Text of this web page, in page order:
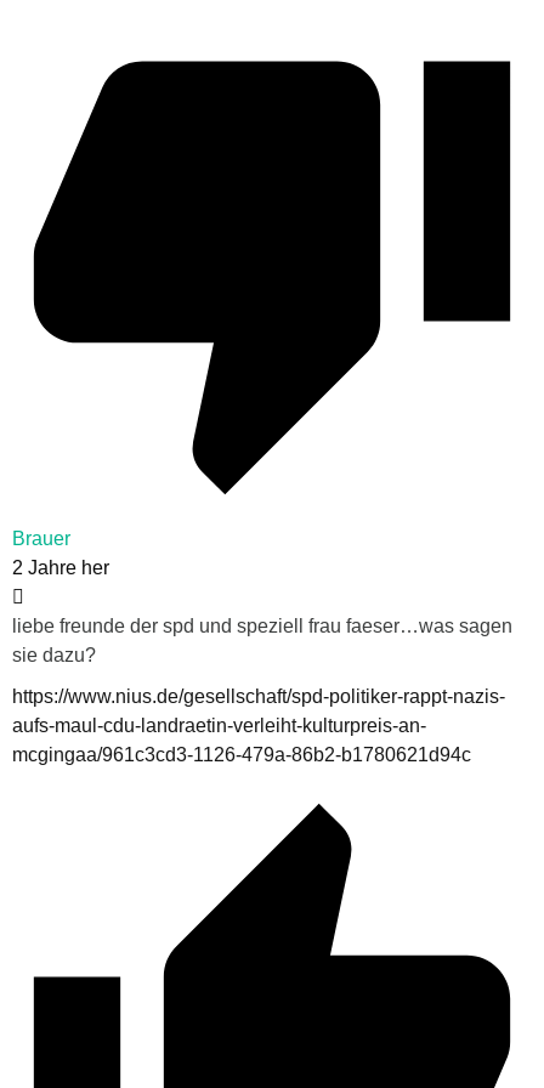
Brauer
2 Jahre her
liebe freunde der spd und speziell frau faeser…was sagen
sie dazu?
https://www.nius.de/gesellschaft/spd-politiker-rappt-nazis-
aufs-maul-cdu-landraetin-verleiht-kulturpreis-an-
mcgingaa/961c3cd3-1126-479a-86b2-b1780621d94c